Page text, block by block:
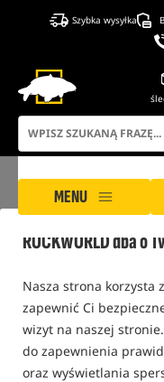
ROCKWORLD dba o
Nasza strona korzysta
zapewnić Ci
wizyt na naszej
do zapewnienia
oraz wyświetlania
Szybka wysyłka
MENU
Bestseller! 4,9